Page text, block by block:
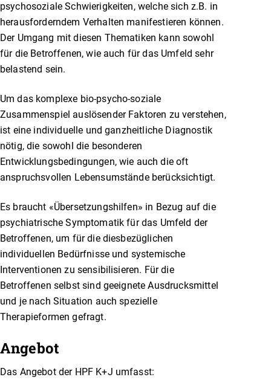
psychosoziale Schwierigkeiten, welche sich z.B. in
herausforderndem Verhalten manifestieren können.
Der Umgang mit diesen Thematiken kann sowohl
für die Betroffenen, wie auch für das Umfeld sehr
belastend sein.
Um das komplexe bio-psycho-soziale
Zusammenspiel auslösender Faktoren zu verstehen,
ist eine individuelle und ganzheitliche Diagnostik
nötig, die sowohl die besonderen
Entwicklungsbedingungen, wie auch die oft
anspruchsvollen Lebensumstände berücksichtigt.
Es braucht «Übersetzungshilfen» in Bezug auf die
psychiatrische Symptomatik für das Umfeld der
Betroffenen, um für die diesbezüglichen
individuellen Bedürfnisse und systemische
Interventionen zu sensibilisieren. Für die
Betroffenen selbst sind geeignete Ausdrucksmittel
und je nach Situation auch spezielle
Therapieformen gefragt.
Angebot
Das Angebot der HPF K+J umfasst: